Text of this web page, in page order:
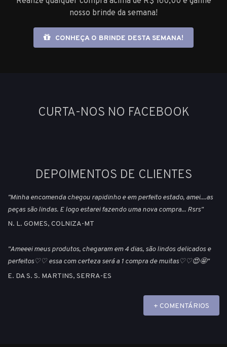
nosso brinde da semana!
CONHEÇA O BRINDE DESTA SEMANA!
CURTA-NOS NO FACEBOOK
DEPOIMENTOS DE CLIENTES
"Minha encomenda chegou rapidinho e em perfeito estado, amei....as
peças são lindas. E logo estarei fazendo uma nova compra... Rsrs"
N. L. GOMES, COLNIZA-MT
"Ameeei meus produtos, chegaram em 4 dias, são lindos delicados e
perfeitos♡♡ essa com certeza será a 1 compra de muitas♡♡😍🤩"
E. DA S. S. MARTINS, SERRA-ES
+ COMENTÁRIOS